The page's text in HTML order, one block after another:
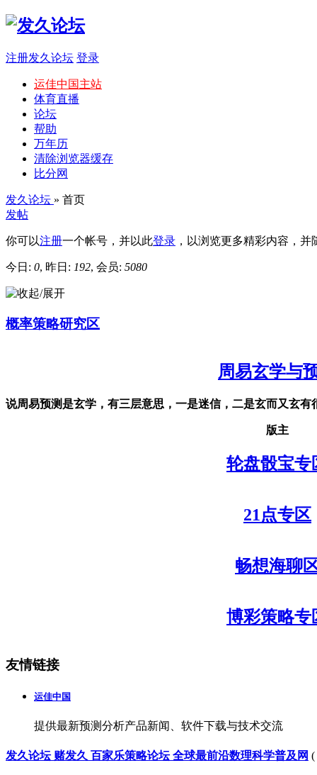
注册发久论坛 登录
运佳中国主站
体育直播
论坛
帮助
万年历
清除浏览器缓存
比分网
发久论坛 » 首页
发帖
你可以注册一个帐号，并以此登录 ，以浏览更多精彩内容，
今日: 0, 昨日: 192, 会员: 5080
概率策略研究区
周易玄学与
说周易预测是玄学，有三层意思，一是迷信，二是玄而又玄
版主
轮盘骰宝专
21点专区
畅想海聊
博彩策略专
友情链接
运佳中国
提供最新预测分析产品新闻、软件下载与技术交流
发久论坛 赌发久 百家乐策略论坛 全球最前沿数理科学普及网 (